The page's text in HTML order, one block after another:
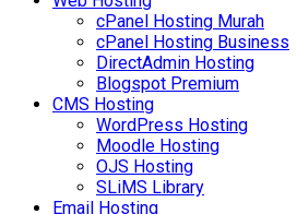
cPanel Hosting Murah
cPanel Hosting Business
DirectAdmin Hosting
Blogspot Premium
CMS Hosting
WordPress Hosting
Moodle Hosting
OJS Hosting
SLiMS Library
Email Hosting